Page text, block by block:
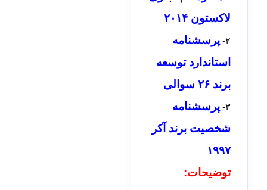
لاکستون ۲۰۱۴
۲- پرسشنامه
استاندارد توسعه
برند ۲۶ سوالی
۳- پرسشنامه
شخصیت برند آکر
۱۹۹۷
توضیحات: